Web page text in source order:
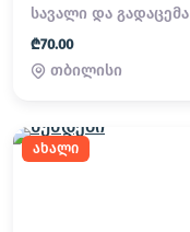
სავალი და გადაცემა
₾70.00
თბილისი
ახალი